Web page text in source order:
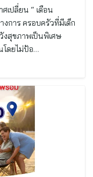
เปลี่ยน “ เดือน
การ ครอบครัวที่มีเด็ก
งสุขภาพเป็นพิเศษ
โดยไม่ป้อ…